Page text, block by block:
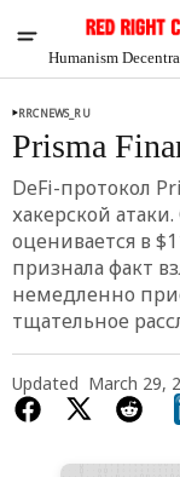
Humanism
RRCNEWS_RU
Prisma
DeFi-протокол
хакерской
оценивается в
признала факт
немедленно
тщательное
Updated March 29,